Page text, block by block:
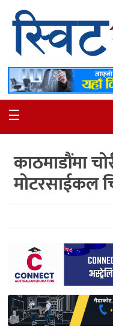
समाचार
स्थानीय
मनोरञ्जन
अन्तर्वार्ता
समाज
भिडियो
साहित्य
प्रदेश
English
☰
काठमाडौंमा
मोटरसाईकल